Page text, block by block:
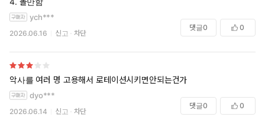
ych***
2026.06.16 신고 차단
댓글0 0
악사를 여러 명 고용해서 로테이션시키면안되는건가
dyo***
2026.06.14 신고 차단
댓글0 0